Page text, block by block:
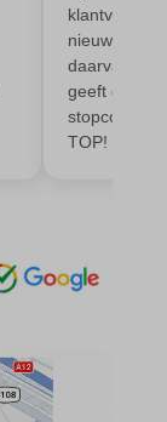
nieuwe
daarvan.
geeft goed
TOP!